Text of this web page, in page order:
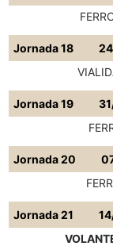
Jornada 18
Jornada 19
Jornada 20
Jornada 21